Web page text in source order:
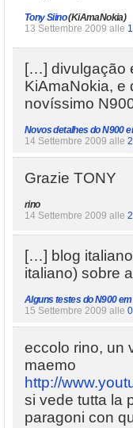
Tony Siino(KiAmaNokia)
13 Settembre 2009 alle
[…] divulgação
KiAmaNokia, e
novíssimo
Novos detalhes do N900
14 Settembre 2009 alle
Grazie TONY
rino
14 Settembre 2009 alle
[…] blog
italiano) sobre
Alguns testes do N900
15 Settembre 2009 alle
eccolo rino, un
maemo
http://
si vede tutta la
paragoni con